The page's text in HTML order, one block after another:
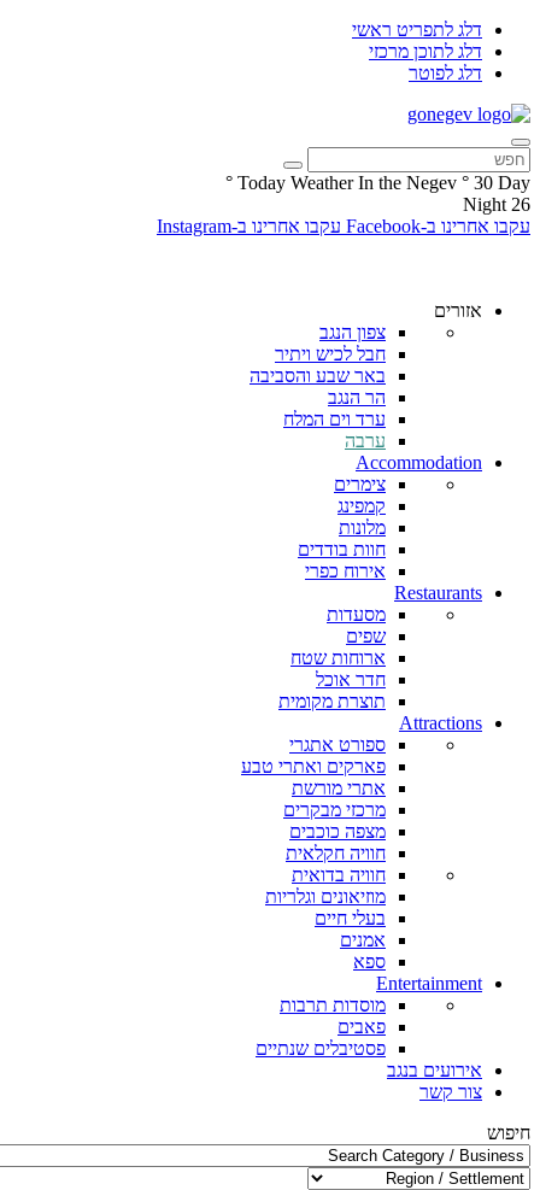
דלג לתפריט ראשי
דלג לתוכן מרכזי
דלג לפוטר
Today Weather In the Negev ° 30 Day
°
26
Night
עקבו אחרינו ב-Facebook
עקבו אחרינו ב-Instagram
אזורים
צפון הנגב
חבל לכיש ויתיר
באר שבע והסביבה
הר הנגב
ערד וים המלח
ערבה
Accommodation
צימרים
קמפינג
מלונות
חוות בודדים
אירוח כפרי
Restaurants
מסעדות
שפים
ארוחות שטח
חדר אוכל
תוצרת מקומית
Attractions
ספורט אתגרי
פארקים ואתרי טבע
אתרי מורשת
מרכזי מבקרים
מצפה כוכבים
חוויה חקלאית
חוויה בדואית
מוזיאונים וגלריות
בעלי חיים
אמנים
ספא
Entertainment
מוסדות תרבות
פאבים
פסטיבלים שנתיים
אירועים בנגב
צור קשר
חיפוש